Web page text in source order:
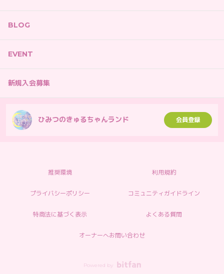
BLOG
EVENT
新規入会募集
ひみつのきゅるちゃんランド 会員登録
推奨環境 利用規約
プライバシーポリシー コミュニティガイドライン
特商法に基づく表示 よくある質問
オーナーへお問い合わせ
Powered by